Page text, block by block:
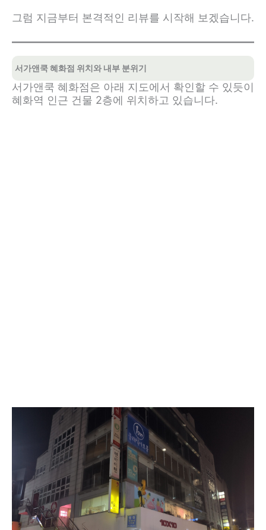
그럼 지금부터 본격적인 리뷰를 시작해 보겠습니다.
서가앤쿡 혜화점 위치와 내부 분위기
서가앤쿡 혜화점은 아래 지도에서 확인할 수 있듯이
혜화역 인근 건물 2층에 위치하고 있습니다.